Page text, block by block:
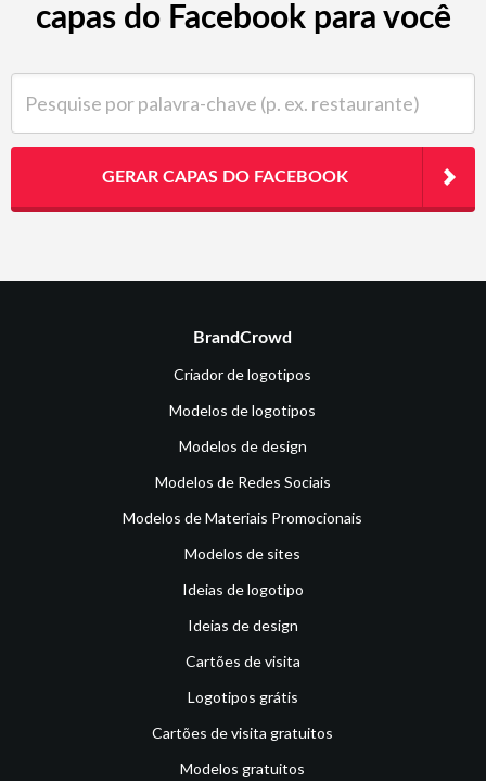
capas do Facebook para você
GERAR CAPAS DO FACEBOOK
BrandCrowd
Criador de logotipos
Modelos de logotipos
Modelos de design
Modelos de Redes Sociais
Modelos de Materiais Promocionais
Modelos de sites
Ideias de logotipo
Ideias de design
Cartões de visita
Logotipos grátis
Cartões de visita gratuitos
Modelos gratuitos